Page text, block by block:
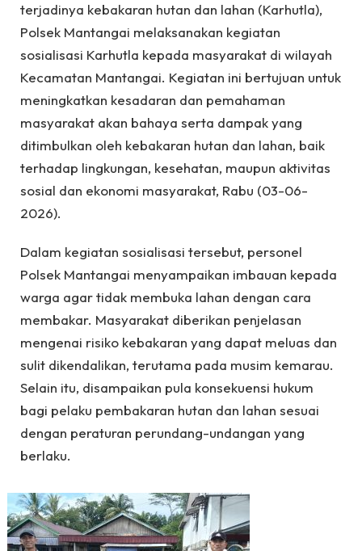
terjadinya kebakaran hutan dan lahan (Karhutla),
Polsek Mantangai melaksanakan kegiatan
sosialisasi Karhutla kepada masyarakat di wilayah
Kecamatan Mantangai. Kegiatan ini bertujuan untuk
meningkatkan kesadaran dan pemahaman
masyarakat akan bahaya serta dampak yang
ditimbulkan oleh kebakaran hutan dan lahan, baik
terhadap lingkungan, kesehatan, maupun aktivitas
sosial dan ekonomi masyarakat, Rabu (03-06-
2026).
Dalam kegiatan sosialisasi tersebut, personel
Polsek Mantangai menyampaikan imbauan kepada
warga agar tidak membuka lahan dengan cara
membakar. Masyarakat diberikan penjelasan
mengenai risiko kebakaran yang dapat meluas dan
sulit dikendalikan, terutama pada musim kemarau.
Selain itu, disampaikan pula konsekuensi hukum
bagi pelaku pembakaran hutan dan lahan sesuai
dengan peraturan perundang-undangan yang
berlaku.